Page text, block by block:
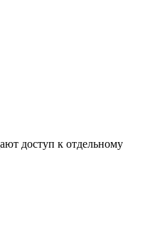
доступ к отдельному